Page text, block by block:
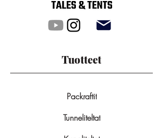
Tuotteet
Packraftit
Tunneliteltat